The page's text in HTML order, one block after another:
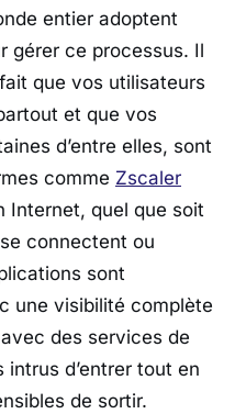
entier adoptent
gérer ce processus. Il
que vos utilisateurs
et que vos
d’entre elles, sont
comme Zscaler
Internet, quel que soit
connectent ou
sont
une visibilité complète
des services de
d’entrer tout en
de sortir.